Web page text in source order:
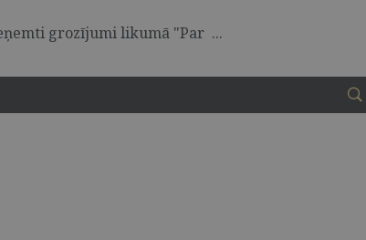
grozījumi likumā "Par ...